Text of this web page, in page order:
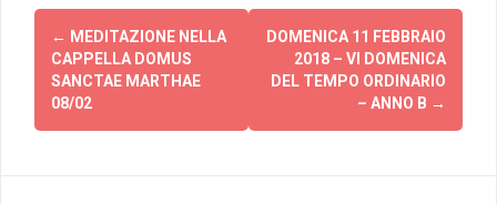
Post
navigation
← MEDITAZIONE NELLA
CAPPELLA DOMUS
SANCTAE MARTHAE
08/02
DOMENICA 11 FEBBRAIO
2018 – VI DOMENICA
DEL TEMPO ORDINARIO
– ANNO B →